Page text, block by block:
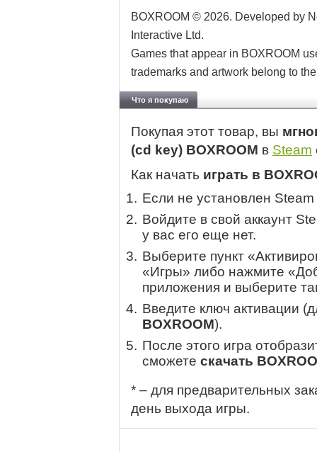
BOXROOM © 2026. Developed by
Interactive Ltd.
Games that appear in BOXROOM
trademarks and artwork belong to
Что я покупаю
Покупая этот товар, вы
(cd key) BOXROOM в Steam
Как начать играть в
Если не установлен
Войдите в свой аккаунт
у вас его еще нет.
Выберите пункт
«Игры» либо нажмите
приложения и выберите
Введите ключ активации
BOXROOM).
После этого игра
сможете скачать
* – для предварительных
день выхода игры.